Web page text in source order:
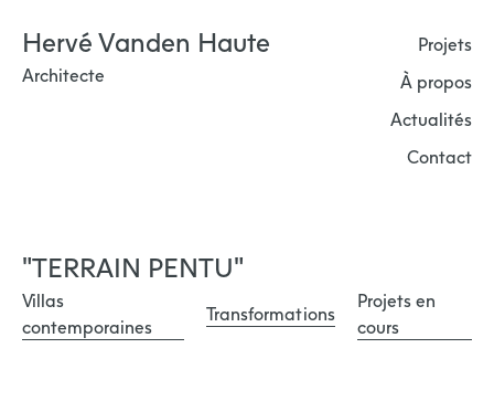
to
content
Hervé Vanden Haute
Architecte
Projets
À propos
Actualités
Contact
"TERRAIN PENTU"
Villas
contemporaines
Transformations
Projets en
cours